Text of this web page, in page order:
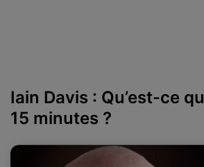
Iain Davis : Qu’est-ce
15 minutes ?